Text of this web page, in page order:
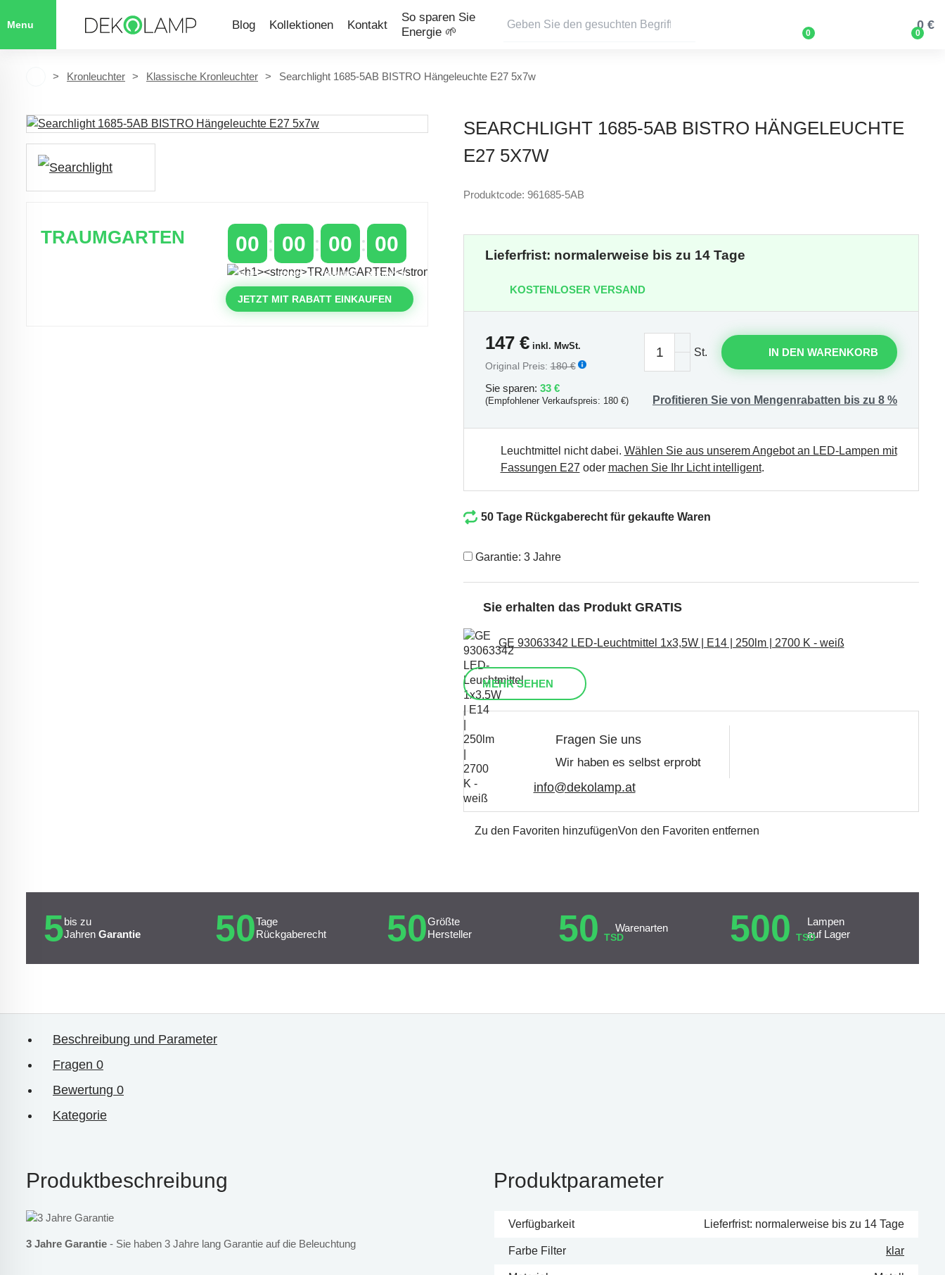
Menu Blog Kollektionen Kontakt
So sparen Sie
Energie 🌱
0 0
0 €
Kronleuchter Klassische Kronleuchter Searchlight 1685-5AB BISTRO Hängeleuchte E27 5x7w
SEARCHLIGHT 1685-5AB BISTRO HÄNGELEUCHTE
E27 5X7W
TRAUMGARTEN 00
TAGE
00
STUNDEN
00
MINUTEN
00
SEKUNDEN
JETZT MIT RABATT EINKAUFEN
Produktcode: 961685-5AB
Lieferfrist: normalerweise bis zu 14 Tage
KOSTENLOSER VERSAND
147€inkl. MwSt.
Original Preis:180 €
Sie sparen: 33 €
(Empfohlener Verkaufspreis: 180 €)
St. IN DEN WARENKORB
Profitieren Sie von Mengenrabatten bis zu 8 %
Leuchtmittel nicht dabei. Wählen Sie aus unserem Angebot an LED-Lampen mit
Fassungen E27 oder machen Sie Ihr Licht intelligent.
50 Tage Rückgaberecht für gekaufte Waren
Garantie: 3 Jahre
Sie erhalten das Produkt GRATIS
GE 93063342 LED-Leuchtmittel 1x3,5W | E14 | 250lm | 2700 K - weiß
MEHR SEHEN
Fragen Sie uns
Wir haben es selbst erprobt
info@dekolamp.at
Zu den Favoriten hinzufügenVon den Favoriten entfernen
5bis zu
Jahren Garantie 50Tage
Rückgaberecht
50Größte
Hersteller
50 TSD
Warenarten 500 TSD
Lampen
auf Lager
Beschreibung und Parameter
Fragen 0
Bewertung 0
Kategorie
Produktbeschreibung
3 Jahre Garantie - Sie haben 3 Jahre lang Garantie auf die Beleuchtung
Produktparameter
Verfügbarkeit Lieferfrist: normalerweise bis zu 14 Tage
Farbe Filter klar